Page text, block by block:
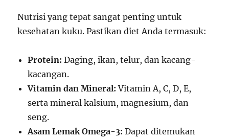
Nutrisi yang tepat sangat penting untuk
kesehatan kuku. Pastikan diet Anda termasuk:
Protein: Daging, ikan, telur, dan kacang-
kacangan.
Vitamin dan Mineral: Vitamin A, C, D, E,
serta mineral kalsium, magnesium, dan
seng.
Asam Lemak Omega-3: Dapat ditemukan